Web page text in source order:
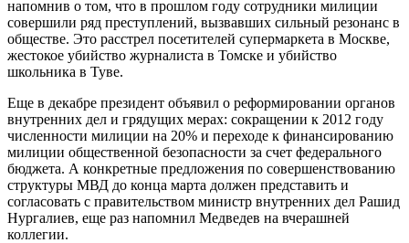
напомнив о том, что в прошлом году сотрудники милиции
совершили ряд преступлений, вызвавших сильный резонанс в
обществе. Это расстрел посетителей супермаркета в Москве,
жестокое убийство журналиста в Томске и убийство
школьника в Туве.
Еще в декабре президент объявил о реформировании органов
внутренних дел и грядущих мерах: сокращении к 2012 году
численности милиции на 20% и переходе к финансированию
милиции общественной безопасности за счет федерального
бюджета. А конкретные предложения по совершенствованию
структуры МВД до конца марта должен представить и
согласовать с правительством министр внутренних дел Рашид
Нургалиев, еще раз напомнил Медведев на вчерашней
коллегии.